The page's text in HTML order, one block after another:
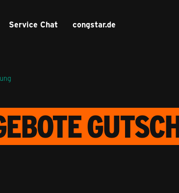
Service Chat congstar.de